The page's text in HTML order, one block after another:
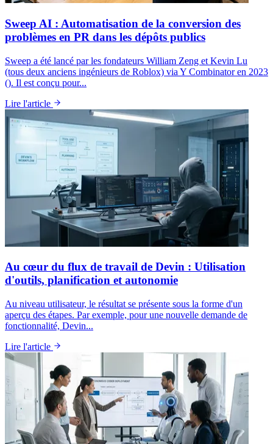
Sweep AI : Automatisation de la conversion des
problèmes en PR dans les dépôts publics
Sweep a été lancé par les fondateurs William Zeng et Kevin Lu
(tous deux anciens ingénieurs de Roblox) via Y Combinator en 2023
(). Il est conçu pour...
Lire l'article
Au cœur du flux de travail de Devin : Utilisation
d'outils, planification et autonomie
Au niveau utilisateur, le résultat se présente sous la forme d'un
aperçu des étapes. Par exemple, pour une nouvelle demande de
fonctionnalité, Devin...
Lire l'article